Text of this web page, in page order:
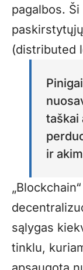
pagalbos.
(distributed
taškai
ir
sąlygas
tinklu,